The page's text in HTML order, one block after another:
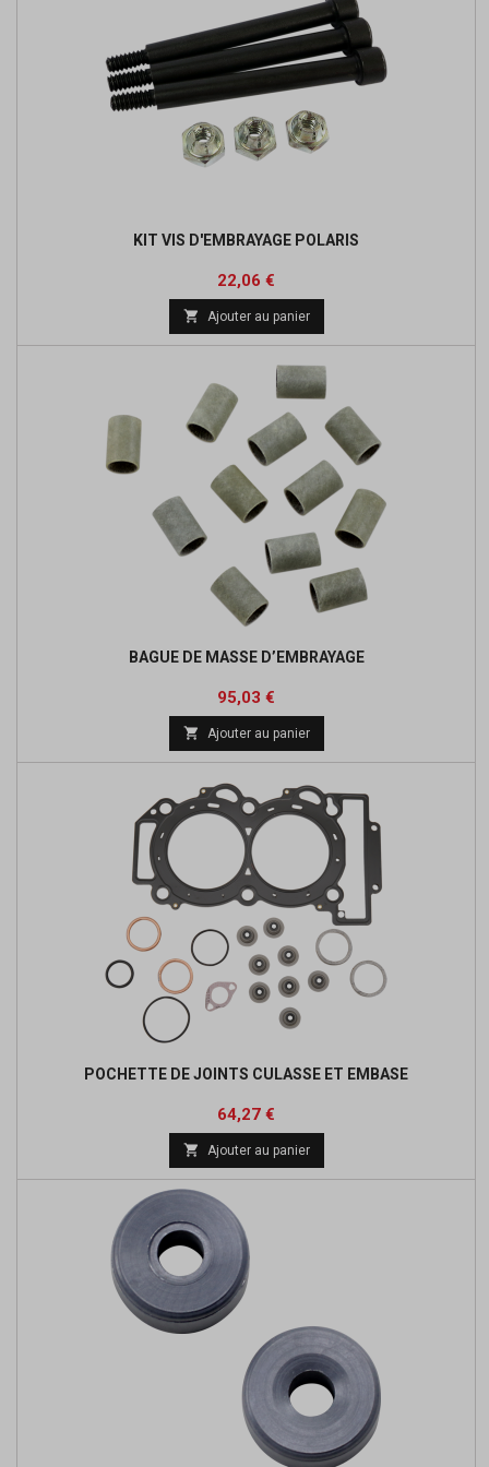
KIT VIS D'EMBRAYAGE POLARIS
Prix
22,06 €
base
 Ajouter au panier
BAGUE DE MASSE D’EMBRAYAGE
Prix
95,03 €
base
 Ajouter au panier
POCHETTE DE JOINTS CULASSE ET EMBASE
Prix
64,27 €
base
 Ajouter au panier